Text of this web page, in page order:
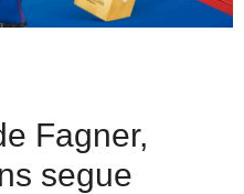
Fagner,
segue